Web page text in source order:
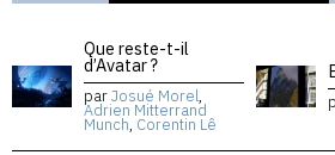
Que reste-t-il
d’Avatar ?
parJosué Morel,
Adrien Mitterrand
Munch, Corentin Lê